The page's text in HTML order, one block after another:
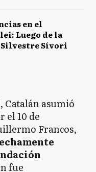
en el
Luego de la
Silvestre Sívori
Catalán asumió
el 10 de
Francos,
fue